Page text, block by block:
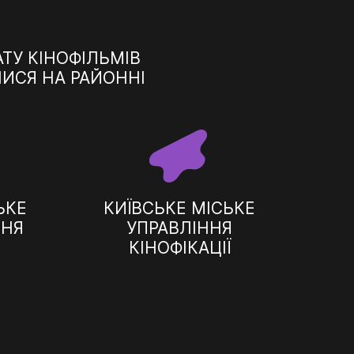
КІНОФІЛЬМІВ
НА РАЙОННІ
КИЇВСЬКЕ МІСЬКЕ
УПРАВЛІННЯ
КІНОФІКАЦІЇ